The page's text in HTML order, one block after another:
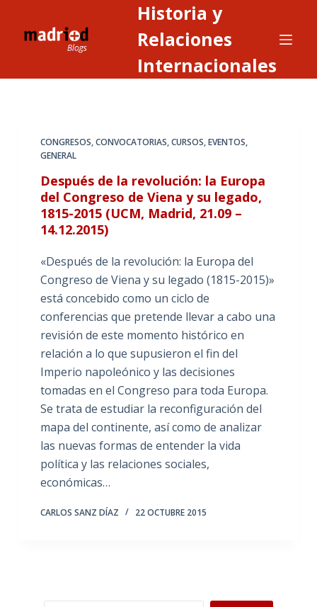
Historia y
Relaciones
Internacionales
CONGRESOS,CONVOCATORIAS,CURSOS,EVENTOS,
GENERAL
Después de la revolución: la Europa
del Congreso de Viena y su legado,
1815-2015 (UCM, Madrid, 21.09 –
14.12.2015)
«Después de la revolución: la Europa del
Congreso de Viena y su legado (1815-2015)»
está concebido como un ciclo de
conferencias que pretende llevar a cabo una
revisión de este momento histórico en
relación a lo que supusieron el fin del
Imperio napoleónico y las decisiones
tomadas en el Congreso para toda Europa.
Se trata de estudiar la reconfiguración del
mapa del continente, así como de analizar
las nuevas formas de entender la vida
política y las relaciones sociales,
económicas…
CARLOS SANZ DÍAZ 22 OCTUBRE 2015